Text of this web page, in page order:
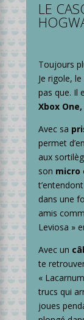
LE
Toujours
Je rigole,
pas que. Il
Xbox One,
Avec sa
permet
aux
son micro
dans une
amis
Leviosa »
Avec un
te
«
trucs qui
joues